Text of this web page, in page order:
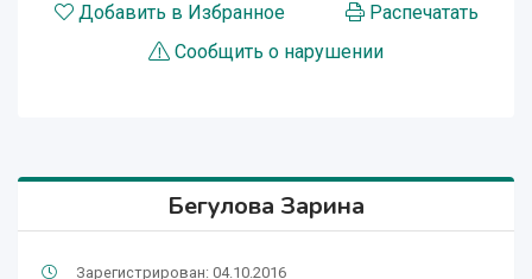
Добавить в Избранное
Распечатать
Сообщить о нарушении
Бегулова Зарина
Зарегистрирован: 04.10.2016